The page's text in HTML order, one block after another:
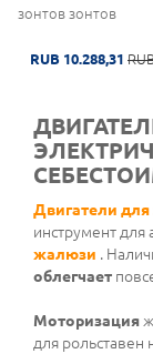
зонтов зонтов
RUB 10.288,31
Двигатели
инструмент для
жалюзи .
облегчает
Моторизация
для рольставен